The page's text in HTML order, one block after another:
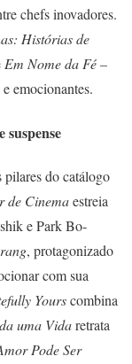
chefs inovadores.
Histórias de
Em Nome da Fé –
emocionantes.
suspense
pilares do catálogo
de Cinemaestreia
e Park Bo-
, protagonizado
com sua
Yourscombina
uma Vidaretrata
Pode Ser